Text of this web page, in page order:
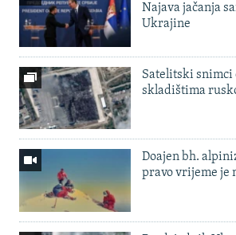
Najava jačanja
Ukrajine
Satelitski
skladištima
Doajen bh.
pravo vrijeme je